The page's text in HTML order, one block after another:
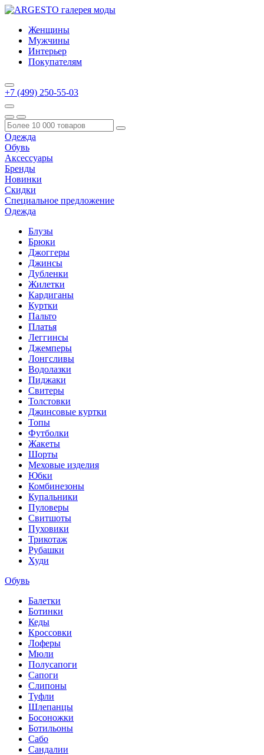
Женщины
Мужчины
Интерьер
Покупателям
+7 (499) 250-55-03
Одежда
Обувь
Аксессуары
Бренды
Новинки
Скидки
Специальное предложение
Одежда
Блузы
Брюки
Джоггеры
Джинсы
Дубленки
Жилетки
Кардиганы
Куртки
Пальто
Платья
Леггинсы
Джемперы
Лонгсливы
Водолазки
Пиджаки
Свитеры
Толстовки
Джинсовые куртки
Топы
Футболки
Жакеты
Шорты
Меховые изделия
Юбки
Комбинезоны
Купальники
Пуловеры
Свитшоты
Пуховики
Трикотаж
Рубашки
Худи
Обувь
Балетки
Ботинки
Кеды
Кроссовки
Лоферы
Мюли
Полусапоги
Сапоги
Слипоны
Туфли
Шлепанцы
Босоножки
Ботильоны
Сабо
Сандалии